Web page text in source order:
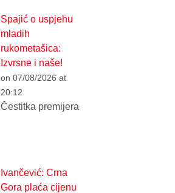
Spajić o uspjehu
mladih
rukometašica:
Izvrsne i naše!
on 07/08/2026 at
20:12
Čestitka premijera
Ivančević: Crna
Gora plaća cijenu